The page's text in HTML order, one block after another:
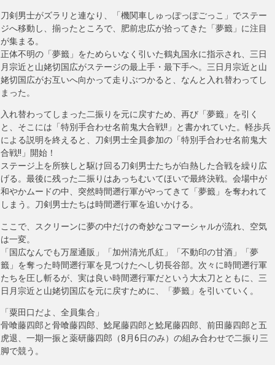
刀剣男士がズラリと連なり、「機関車しゅっぽっぽごっこ」でステー
ジへ移動し、揃ったところで、肥前忠広が拾ってきた「夢籤」に注目
が集まる。
正体不明の「夢籤」をためらいなく引いた鶴丸国永に指示され、三日
月宗近と山姥切国広がステージの最上手・最下手へ。三日月宗近と山
姥切国広がお互いへ向かって走りぶつかると、なんと入れ替わってし
まった。
入れ替わってしまった二振りを元に戻すため、再び「夢籤」を引く
と、そこには「特別手合わせ名前鬼大合戦!!」と書かれていた。軽歩兵
による説明を終えると、刀剣男士全員参加の「特別手合わせ名前鬼大
合戦!!」開始！
ステージ上を所狭しと駆け回る刀剣男士たちが白熱した合戦を繰り広
げる。最後に残った二振りはあっちむいてほいで最終決戦。会場中が
和やかムードの中、突然時間遡行軍がやってきて「夢籤」を奪われて
しまう。刀剣男士たちは時間遡行軍を追いかける。
ここで、スクリーンに夢の中だけの奇妙なコマーシャルが流れ、空気
は一変。
「国広なんでも万屋通販」「加州清光爪紅」「不動印の甘酒」「夢
籤」を奪った時間遡行軍を見つけたへし切長谷部。次々に時間遡行軍
たちを圧し斬るが、実は良い時間遡行軍だという大太刀とともに、三
日月宗近と山姥切国広を元に戻すために、「夢籤」を引いていく。
「粟田口だよ、全員集合」
骨喰藤四郎と骨喰藤四郎、鯰尾藤四郎と鯰尾藤四郎、前田藤四郎と五
虎退、一期一振と薬研藤四郎（8月6日のみ）の組み合わせで二振り三
脚で競う。